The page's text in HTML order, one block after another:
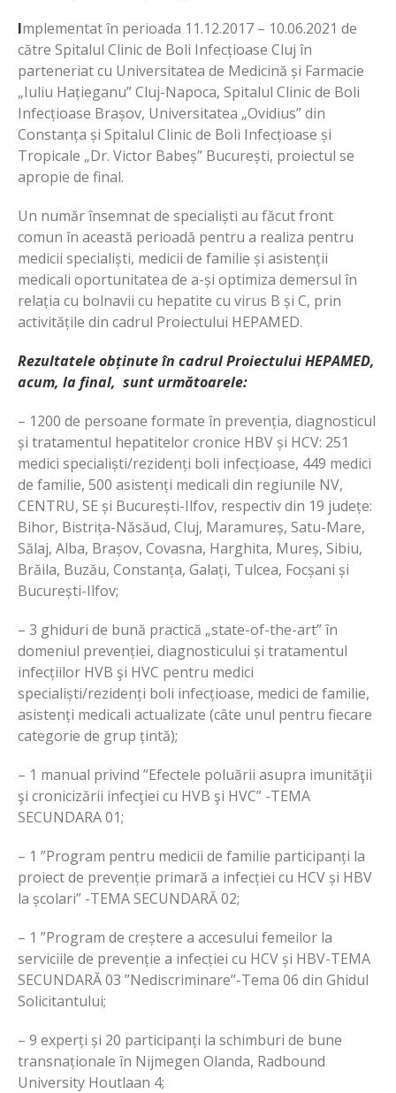
Implementat în perioada 11.12.2017 – 10.06.2021 de
către Spitalul Clinic de Boli Infecțioase Cluj în
parteneriat cu Universitatea de Medicină și Farmacie
„Iuliu Hațieganu” Cluj-Napoca, Spitalul Clinic de Boli
Infecțioase Brașov, Universitatea „Ovidius” din
Constanța și Spitalul Clinic de Boli Infecțioase și
Tropicale „Dr. Victor Babeș” București, proiectul se
apropie de final.
Un număr însemnat de specialiști au făcut front
comun în această perioadă pentru a realiza pentru
medicii specialiști, medicii de familie și asistenții
medicali oportunitatea de a-și optimiza demersul în
relația cu bolnavii cu hepatite cu virus B și C, prin
activitățile din cadrul Proiectului HEPAMED.
Rezultatele obținute în cadrul Proiectului HEPAMED,
acum, la final, sunt următoarele:
– 1200 de persoane formate în prevenția, diagnosticul
și tratamentul hepatitelor cronice HBV și HCV: 251
medici specialiști/rezidenți boli infecțioase, 449 medici
de familie, 500 asistenți medicali din regiunile NV,
CENTRU, SE și București-Ilfov, respectiv din 19 județe:
Bihor, Bistrița-Năsăud, Cluj, Maramureș, Satu-Mare,
Sălaj, Alba, Brașov, Covasna, Harghita, Mureș, Sibiu,
Brăila, Buzău, Constanța, Galați, Tulcea, Focșani și
București-Ilfov;
– 3 ghiduri de bună practică „state-of-the-art” în
domeniul prevenției, diagnosticului și tratamentul
infecțiilor HVB şi HVC pentru medici
specialiști/rezidenți boli infecțioase, medici de familie,
asistenți medicali actualizate (cȃte unul pentru fiecare
categorie de grup țintă);
– 1 manual privind ”Efectele poluării asupra imunităţii
şi cronicizării infecţiei cu HVB şi HVC” -TEMA
SECUNDARA 01;
– 1 ”Program pentru medicii de familie participanți la
proiect de prevenție primară a infecției cu HCV și HBV
la școlari” -TEMA SECUNDARĂ 02;
– 1 ”Program de creștere a accesului femeilor la
serviciile de prevenție a infecției cu HCV și HBV-TEMA
SECUNDARĂ 03 ”Nediscriminare”-Tema 06 din Ghidul
Solicitantului;
– 9 experți și 20 participanți la schimburi de bune
transnaționale în Nijmegen Olanda, Radbound
University Houtlaan 4;